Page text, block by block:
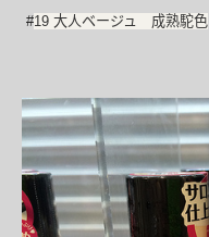
#19 大人ベージュ 成熟駝色